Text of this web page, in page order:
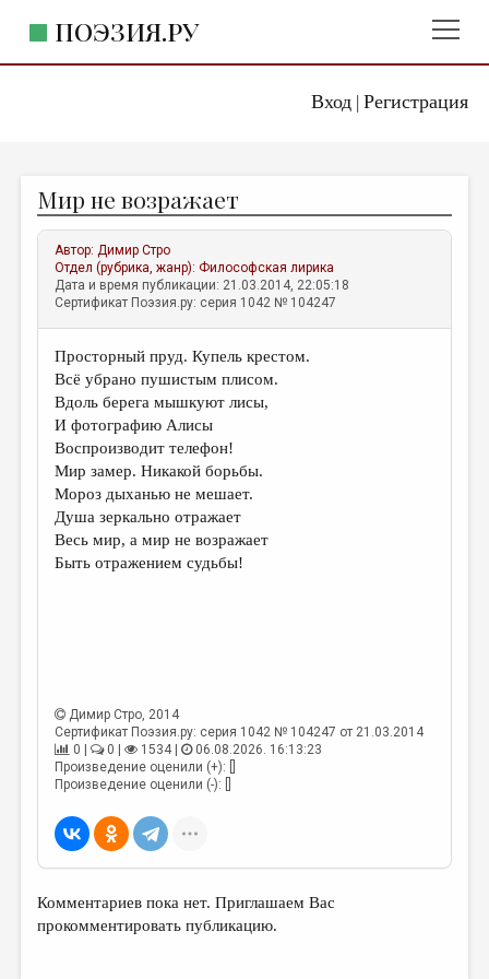
Вход| Регистрация
ПОЭЗИЯ.РУ
ЖАНРЫ
АВТОРЫ
КОММЕНТАРИИ
ЛИТСАЛОН
НОВОСТИ
ПРАВИЛА САЙТА
ОТДЕЛЫ И РУБРИКИ
ИЗБРАННОЕ
ДАЙДЖЕСТ
ПРОИЗВЕДЕНИЯ
КНИЖНАЯ ПОЛКА
ОБЗОР ЛИТЕРАТУРЫ
СТРАНИЦЫ ПАМЯТИ
ОБЪЯВЛЕНИЯ
РЕДКОЛЛЕГИЯ
Мир не возражает
Автор:Димир Стро
Отдел (рубрика, жанр):Философская лирика
Дата и время публикации: 21.03.2014, 22:05:18
Сертификат Поэзия.ру: серия 1042 № 104247
Просторный пруд. Купель крестом.
Всё убрано пушистым плисом.
Вдоль берега мышкуют лисы,
И фотографию Алисы
Воспроизводит телефон!
Мир замер. Никакой борьбы.
Мороз дыханью не мешает.
Душа зеркально отражает
Весь мир, а мир не возражает
Быть отражением судьбы!
Димир Стро, 2014
Сертификат Поэзия.ру: серия 1042 № 104247 от 21.03.2014
0 |
0 | 1534 |
06.08.2026. 16:13:23
Произведение оценили (+): []
Произведение оценили (-): []
Комментариев пока нет. Приглашаем Вас
прокомментировать публикацию.